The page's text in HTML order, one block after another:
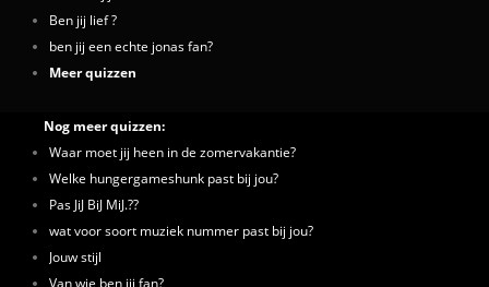
Ben jij lief ?
ben jij een echte jonas fan?
Meer quizzen
Nog meer quizzen:
Waar moet jij heen in de zomervakantie?
Welke hungergameshunk past bij jou?
Pas JiJ BiJ MiJ.??
wat voor soort muziek nummer past bij jou?
Jouw stijl
Van wie ben jij fan?